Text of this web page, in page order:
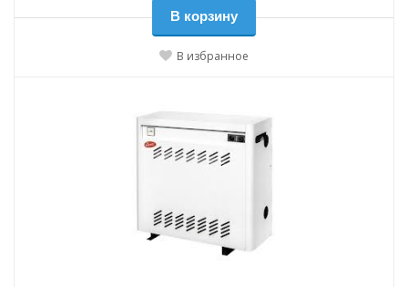
В корзину
В избранное